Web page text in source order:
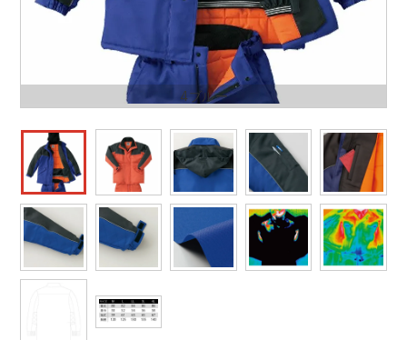
コンプレッションウェア
作業用ポロシャツ
安全保護具
レインウェア・カッパ
ヤッケ
作業用小物・アクセサリー
空調服ランキング
コンプレッションウェアランキング
作業用ポロシャツランキング
作業用手袋ランキング
レインウェアランキング
アイズフロンティア ランキング
マック
住商モンブラン ボンマックス
GUSH FORCE CUP
GDジャパン カーシーカシマ
シンメン
DIY・日曜大工作業服
飲食店ユニフォーム
運送・倉庫作業服
清掃・ビルメンテ作業服
夜間・高視認性安全服
医療白衣・介護服
4ブルー